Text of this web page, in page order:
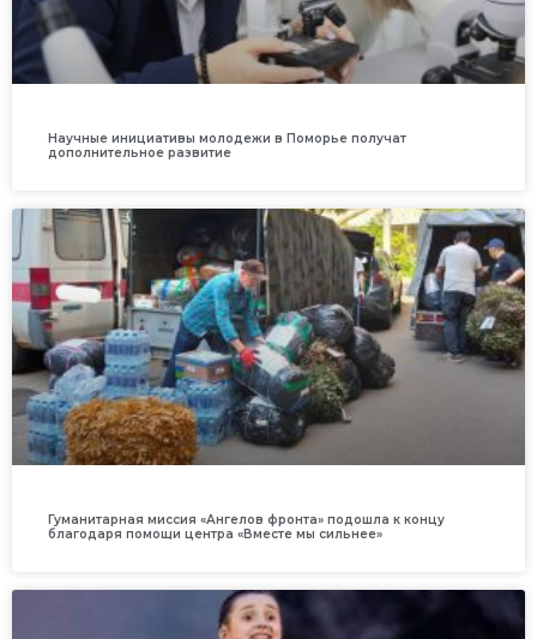
Научные инициативы молодежи в Поморье получат
дополнительное развитие
Гуманитарная миссия «Ангелов фронта» подошла к концу
благодаря помощи центра «Вместе мы сильнее»